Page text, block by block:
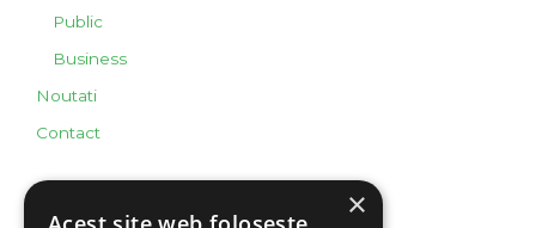
Public
Business
Noutati
Contact
×